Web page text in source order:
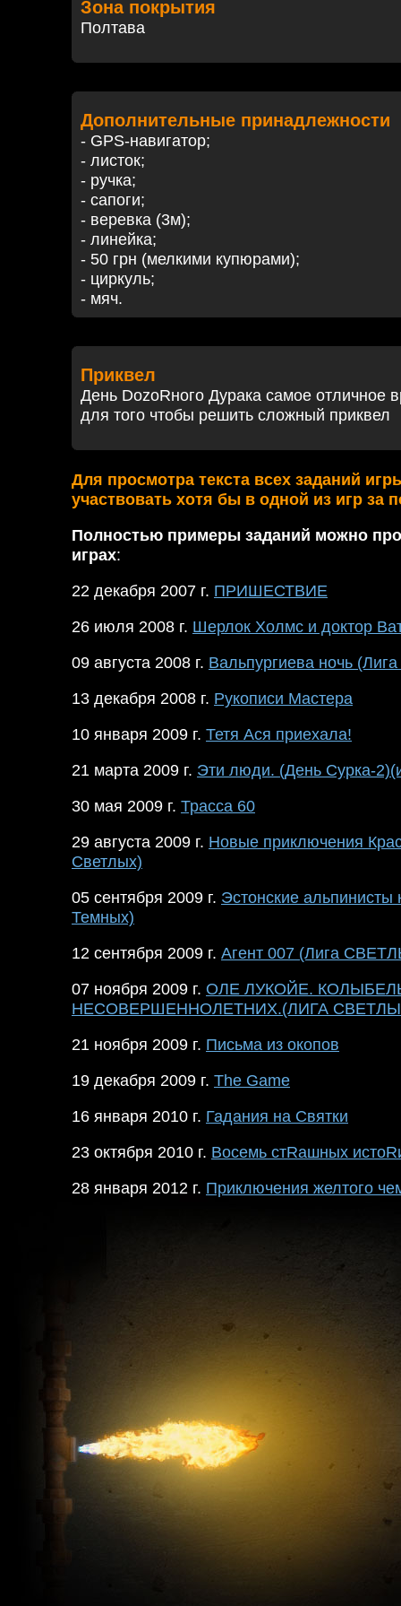
Зона покрытия
Полтава
Дополнительные принадлежности
- GPS-навигатор;
- листок;
- ручка;
- сапоги;
- веревка (3м);
- линейка;
- 50 грн (мелкими купюрами);
- циркуль;
- мяч.
Приквел
День DozoRного Дурака самое отличное
для того чтобы решить сложный приквел
Для просмотра текста всех заданий
участвовать хотя бы в одной из игр за
Полностью примеры заданий можно
играх:
22 декабря 2007 г. ПРИШЕСТВИЕ
26 июля 2008 г. Шерлок Холмс и доктор
09 августа 2008 г. Вальпургиева ночь
13 декабря 2008 г. Рукописи Мастера
10 января 2009 г. Тетя Ася приехала!
21 марта 2009 г. Эти люди. (День Сурка-
30 мая 2009 г. Трасса 60
29 августа 2009 г. Новые приключения
Светлых)
05 сентября 2009 г. Эстонские альпинисты
Темных)
12 сентября 2009 г. Агент 007 (Лига
07 ноября 2009 г. ОЛЕ ЛУКОЙЕ.
НЕСОВЕРШЕННОЛЕТНИХ.(ЛИГА
21 ноября 2009 г. Письма из окопов
19 декабря 2009 г. The Game
16 января 2010 г. Гадания на Святки
23 октября 2010 г. Восемь стRашных
28 января 2012 г. Приключения желтого